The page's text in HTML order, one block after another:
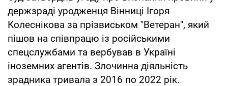
держзраді уродженця Вінниці Ігоря
Колеснікова за прізвиськом "Ветеран", який
пішов на співпрацю із російськими
спецслужбами та вербував в Україні
іноземних агентів. Злочинна діяльність
зрадника тривала з 2016 по 2022 рік.